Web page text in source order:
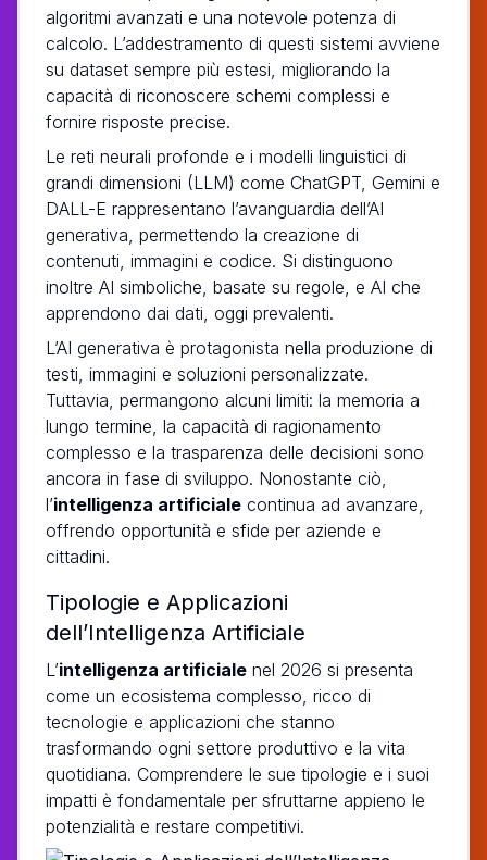
algoritmi avanzati e una notevole potenza di
calcolo. L’addestramento di questi sistemi avviene
su dataset sempre più estesi, migliorando la
capacità di riconoscere schemi complessi e
fornire risposte precise.
Le reti neurali profonde e i modelli linguistici di
grandi dimensioni (LLM) come ChatGPT, Gemini e
DALL-E rappresentano l’avanguardia dell’AI
generativa, permettendo la creazione di
contenuti, immagini e codice. Si distinguono
inoltre AI simboliche, basate su regole, e AI che
apprendono dai dati, oggi prevalenti.
L’AI generativa è protagonista nella produzione di
testi, immagini e soluzioni personalizzate.
Tuttavia, permangono alcuni limiti: la memoria a
lungo termine, la capacità di ragionamento
complesso e la trasparenza delle decisioni sono
ancora in fase di sviluppo. Nonostante ciò,
l’intelligenza artificiale continua ad avanzare,
offrendo opportunità e sfide per aziende e
cittadini.
Tipologie e Applicazioni
dell’Intelligenza Artificiale
L’intelligenza artificiale nel 2026 si presenta
come un ecosistema complesso, ricco di
tecnologie e applicazioni che stanno
trasformando ogni settore produttivo e la vita
quotidiana. Comprendere le sue tipologie e i suoi
impatti è fondamentale per sfruttarne appieno le
potenzialità e restare competitivi.